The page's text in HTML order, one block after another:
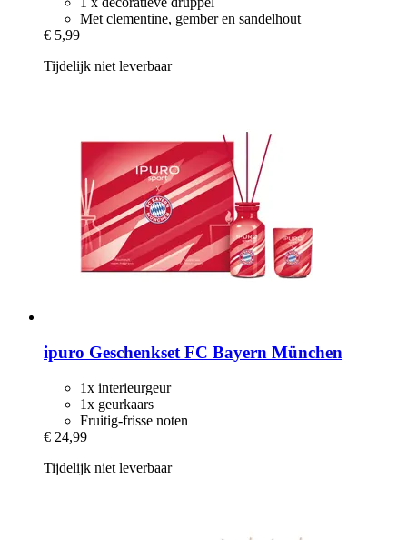
Met clementine, gember en sandelhout
€ 5,99
Tijdelijk niet leverbaar
ipuro Geschenkset FC Bayern München
1x interieurgeur
1x geurkaars
Fruitig-frisse noten
€ 24,99
Tijdelijk niet leverbaar